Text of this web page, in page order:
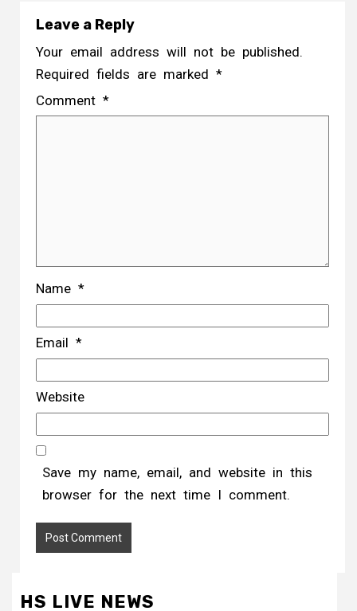
Leave a Reply
Your email address will not be published.
Required fields are marked *
Comment *
Name *
Email *
Website
Save my name, email, and website in this
browser for the next time I comment.
HS LIVE NEWS